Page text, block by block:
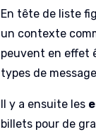
En tête de liste
un contexte
peuvent en effet
types de
Il y a ensuite les
billets pour de